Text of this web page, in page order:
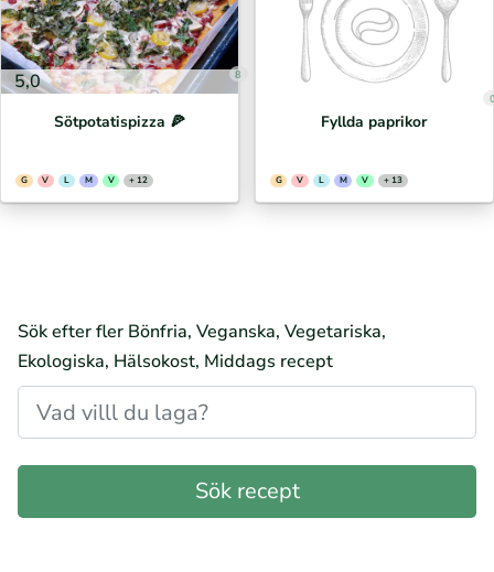
5,0 8
Sötpotatispizza 🍕⁣
G V L M V + 12
Fyllda paprikor
G V L M V + 13
Sök efter fler Bönfria, Veganska, Vegetariska,
Ekologiska, Hälsokost, Middags recept